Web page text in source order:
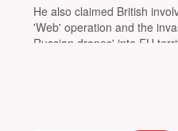
sabotage against
He also claimed British
'Web' operation and the
Russian drones' into EU